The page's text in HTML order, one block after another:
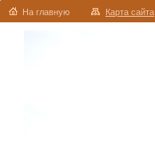
На главную Карта сайта